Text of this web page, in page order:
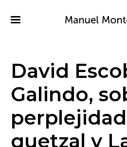
contenido
David
Galindo,
quetzal y